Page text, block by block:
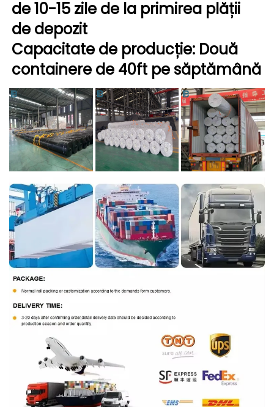
de 10-15 zile de la primirea plății
de depozit
Capacitate de producție: Două